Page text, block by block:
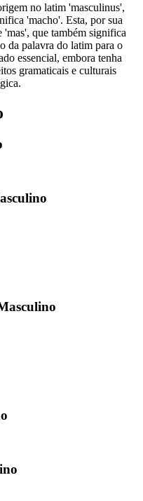
no latim 'masculinus',
'macho'. Esta, por sua
que também significa
da palavra do latim para o
essencial, embora tenha
gramaticais e culturais